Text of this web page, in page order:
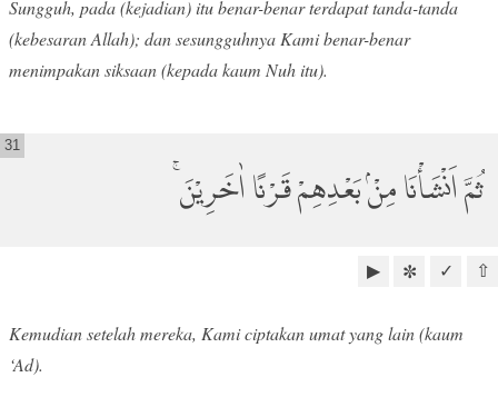
Sungguh, pada (kejadian) itu benar-benar terdapat tanda-tanda
(kebesaran Allah); dan sesungguhnya Kami benar-benar
menimpakan siksaan (kepada kaum Nuh itu).
ثُمَّ اَنْشَأْنَا مِنْۢ بَعْدِهِمْ قَرْنًا اٰخَرِيْنَ ۚ
31
⇧
✓
✼
▶
Kemudian setelah mereka, Kami ciptakan umat yang lain (kaum
‘Ad).